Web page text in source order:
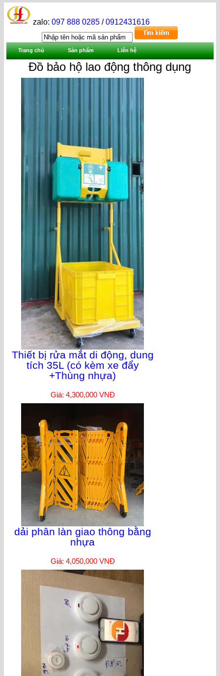
zalo:097 888 0285 /0912431616
Trang chủ Sản phẩm Liên hệ
Đồ bảo hộ lao động thông dụng
Thiết bị rửa mắt di động, dung
tích 35L (có kèm xe đẩy
+Thùng nhựa)
Giá: 4,300,000 VNĐ
dải phân làn giao thông bằng
nhựa
Giá: 4,050,000 VNĐ